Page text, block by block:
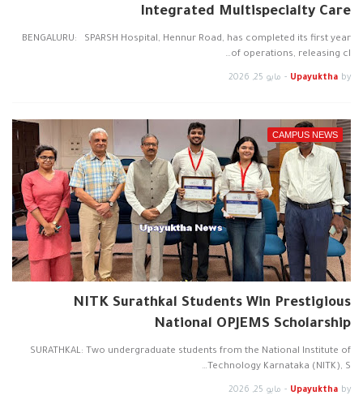
Integrated Multispecialty Care
BENGALURU: SPARSH Hospital, Hennur Road, has completed its first year
of operations, releasing cl…
by
Upayuktha
- مايو 25, 2026
CAMPUS NEWS
NITK Surathkal Students Win Prestigious
National OPJEMS Scholarship
SURATHKAL: Two undergraduate students from the National Institute of
Technology Karnataka (NITK), S…
by
Upayuktha
- مايو 25, 2026